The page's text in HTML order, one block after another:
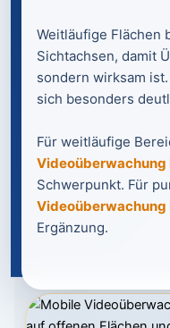
Weitläufige Flächen
Sichtachsen, damit
sondern wirksam
sich besonders
Für weitläufige
Videoüberwachung
Schwerpunkt. Für
Videoüberwachung
Ergänzung.